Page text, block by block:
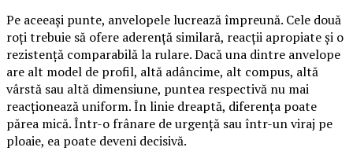
Pe aceeași punte, anvelopele lucrează împreună. Cele două
roți trebuie să ofere aderență similară, reacții apropiate și o
rezistență comparabilă la rulare. Dacă una dintre anvelope
are alt model de profil, altă adâncime, alt compus, altă
vârstă sau altă dimensiune, puntea respectivă nu mai
reacționează uniform. În linie dreaptă, diferența poate
părea mică. Într-o frânare de urgență sau într-un viraj pe
ploaie, ea poate deveni decisivă.